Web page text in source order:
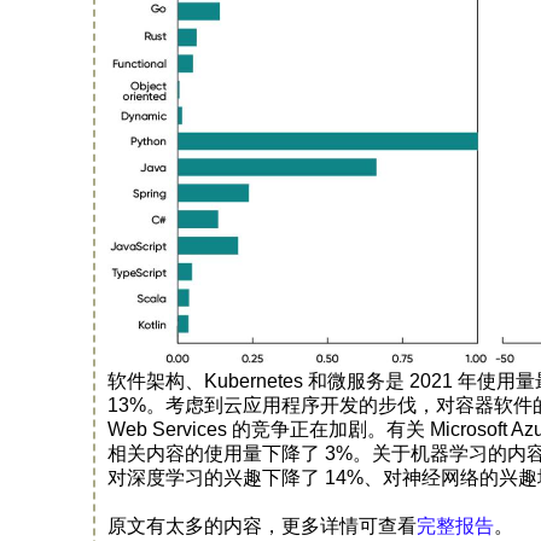
软件架构、Kubernetes 和微服务是 2021 年使用
13%。考虑到云应用程序开发的步伐，对容器软
Web Services 的竞争正在加剧。有关 Microsoft
相关内容的使用量下降了 3%。关于机器学习的内
对深度学习的兴趣下降了 14%、对神经网络的兴
原文有太多的内容，更多详情可查看完整报告。